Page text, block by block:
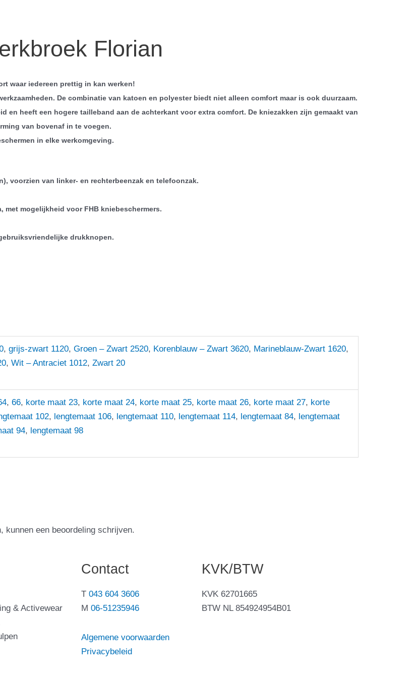
Florian
waar iedereen prettig in kan werken!
De combinatie van katoen en polyester biedt niet alleen comfort maar is ook duurzaam.
en heeft een hogere tailleband aan de achterkant voor extra comfort. De kniezakken zijn gemaakt van
van bovenaf in te voegen.
in elke werkomgeving.
voorzien van linker- en rechterbeenzak en telefoonzak.
met mogelijkheid voor FHB kniebeschermers.
drukknopen.
, grijs-zwart 1120, Groen – Zwart 2520, Korenblauw – Zwart 3620, Marineblauw-Zwart 1620,
, Wit – Antraciet 1012, Zwart 20
, 66, korte maat 23, korte maat 24, korte maat 25, korte maat 26, korte maat 27, korte
102, lengtemaat 106, lengtemaat 110, lengtemaat 114, lengtemaat 84, lengtemaat
94, lengtemaat 98
kunnen een beoordeling schrijven.
& Activewear
Contact
T043 604 3606
M06-51235946
Algemene voorwaarden
Privacybeleid
KVK/BTW
KVK 62701665
BTW NL 854924954B01